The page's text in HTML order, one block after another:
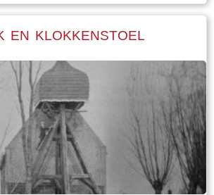
en bakkerij waren het
van het dorp. Zo heeft
ook vele jaren ingezet als
Belang. De bakkerij
`doarpsromte`: met
men sjoelen en ballengooien in
traditie wordt nog steeds
is de plek veranderd. Bakker
EN KLOKKENSTOEL